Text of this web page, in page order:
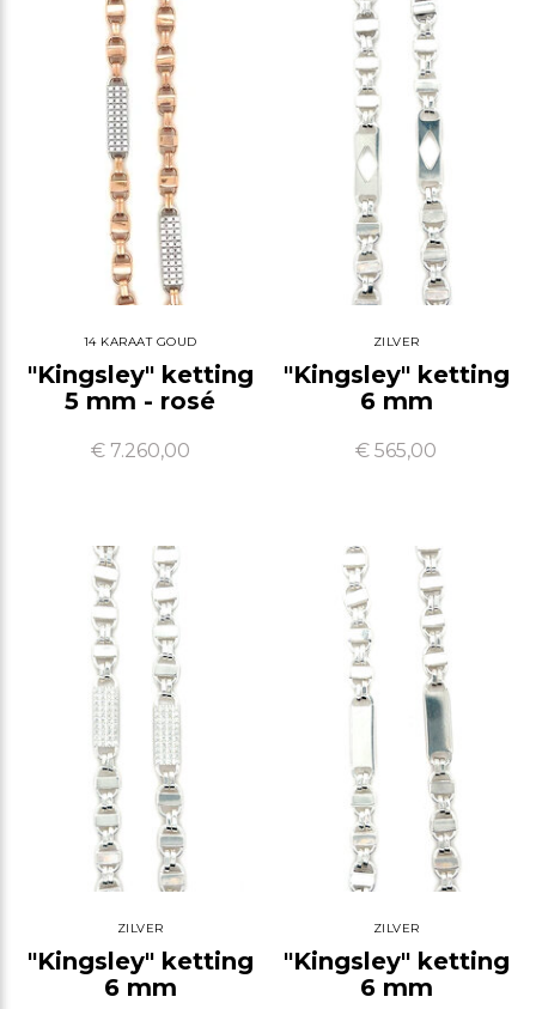
14 KARAAT GOUD
"Kingsley" ketting
5 mm - rosé
€ 7.260,00
ZILVER
"Kingsley" ketting
6 mm
€ 565,00
ZILVER
"Kingsley" ketting
6 mm
ZILVER
"Kingsley" ketting
6 mm